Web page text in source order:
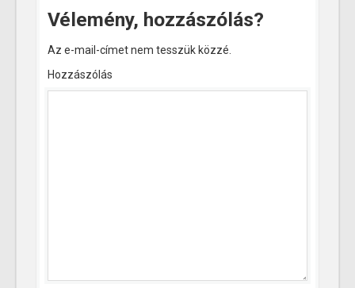
Vélemény, hozzászólás?
Az e-mail-címet nem tesszük közzé.
Hozzászólás